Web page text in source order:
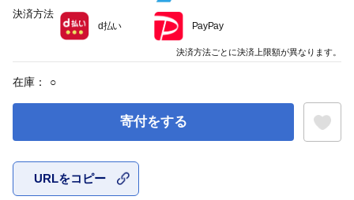
在庫： ○
寄付をする
URLをコピー
決済方法
d払い PayPay
決済方法ごとに決済上限額が異なります。